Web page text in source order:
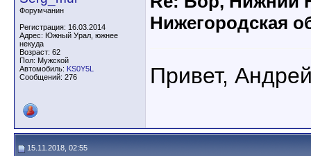
Форумчанин
Регистрация: 16.03.2014
Адрес: Южный Урал, южнее
некуда
Возраст: 62
Пол: Мужской
Автомобиль: KS0Y5L
Сообщений: 276
Нижегородская
Привет,
15.11.2018, 02:55